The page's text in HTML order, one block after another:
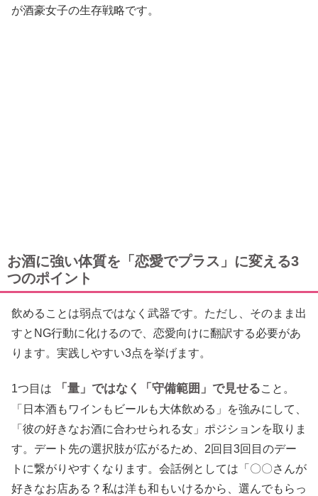
が酒豪女子の生存戦略です。
お酒に強い体質を「恋愛でプラス」に変える3
つのポイント
飲めることは弱点ではなく武器です。ただし、そのまま出
すとNG行動に化けるので、恋愛向けに翻訳する必要があ
ります。実践しやすい3点を挙げます。
1つ目は 「量」ではなく「守備範囲」で見せること。
「日本酒もワインもビールも大体飲める」を強みにして、
「彼の好きなお酒に合わせられる女」ポジションを取りま
す。デート先の選択肢が広がるため、2回目3回目のデー
トに繋がりやすくなります。会話例としては「〇〇さんが
好きなお店ある？私は洋も和もいけるから、選んでもらっ